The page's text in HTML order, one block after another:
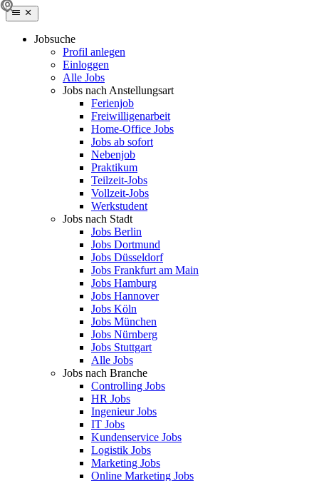
Jobsuche
Profil anlegen
Einloggen
Alle Jobs
Jobs nach Anstellungsart
Ferienjob
Freiwilligenarbeit
Home-Office Jobs
Jobs ab sofort
Nebenjob
Praktikum
Teilzeit-Jobs
Vollzeit-Jobs
Werkstudent
Jobs nach Stadt
Jobs Berlin
Jobs Dortmund
Jobs Düsseldorf
Jobs Frankfurt am Main
Jobs Hamburg
Jobs Hannover
Jobs Köln
Jobs München
Jobs Nürnberg
Jobs Stuttgart
Alle Jobs
Jobs nach Branche
Controlling Jobs
HR Jobs
Ingenieur Jobs
IT Jobs
Kundenservice Jobs
Logistik Jobs
Marketing Jobs
Online Marketing Jobs